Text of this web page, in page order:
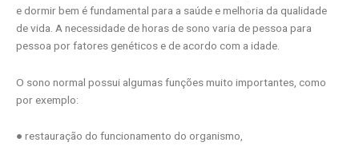
e dormir bem é fundamental para a saúde e melhoria da qualidade
de vida. A necessidade de horas de sono varia de pessoa para
pessoa por fatores genéticos e de acordo com a idade.
O sono normal possui algumas funções muito importantes, como
por exemplo:
● restauração do funcionamento do organismo,